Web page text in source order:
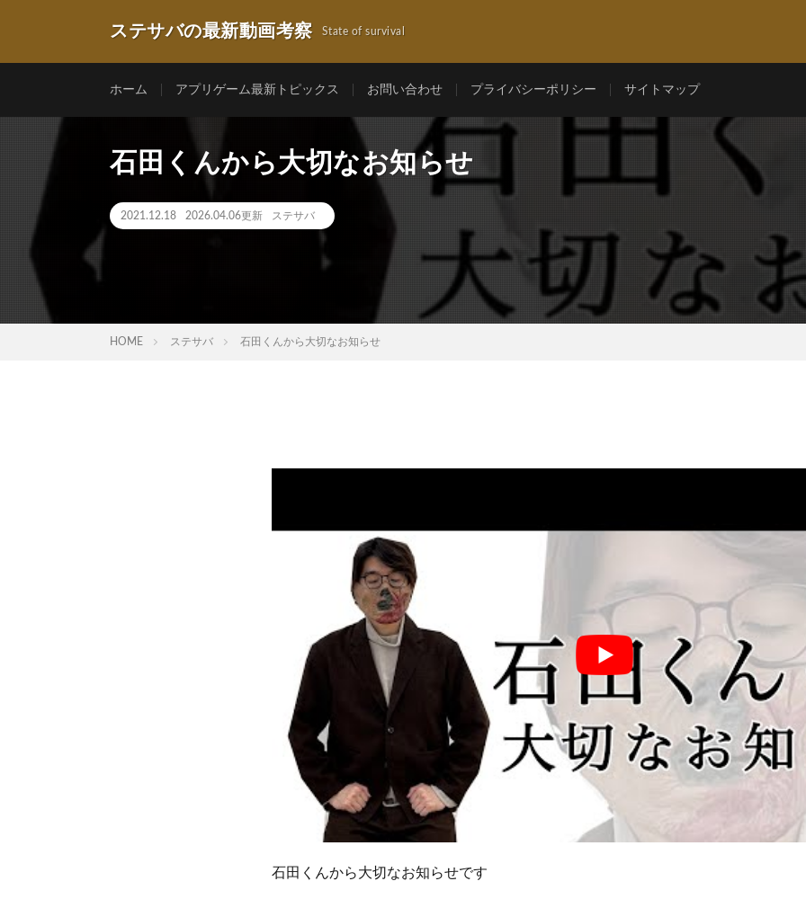
ステサバの最新動画考察 State of survival
ホーム アプリゲーム最新トピックス お問い合わせ プライバシーポリシー サイトマップ
石田くんから大切なお知らせ
2021.12.18 2026.04.06更新 ステサバ
HOME ステサバ 石田くんから大切なお知らせ
石田くんから大切なお知らせです